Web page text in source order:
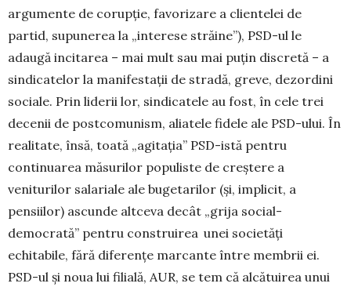
argu­mente de corupție, favorizare a clientelei de
partid, su­punerea la „interese străine”), PSD-ul le
adaugă incitarea – mai mult sau mai puțin discretă – a
sindicatelor la ma­nifestații de stradă, greve, dezordini
sociale. Prin liderii lor, sindicatele au fost, în cele trei
decenii de post­co­munism, aliatele fidele ale PSD-ului. În
realitate, însă, toa­tă „agitația” PSD-istă pentru
continuarea măsurilor popu­liste de creștere a
veniturilor salariale ale buge­tarilor (și, implicit, a
pensiilor) ascunde altceva decât „grija social-
democrată” pentru construirea unei socie­tăți
echitabile, fără diferențe marcante între membrii ei.
PSD-ul și noua lui filială, AUR, se tem că alcătuirea unui